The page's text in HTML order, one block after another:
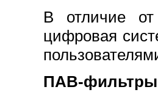
В отличие от
цифровая
ПАВ-фильтры